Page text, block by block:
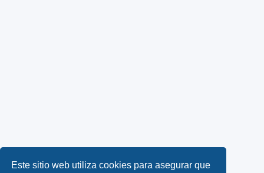
Este sitio web utiliza cookies para asegurar que